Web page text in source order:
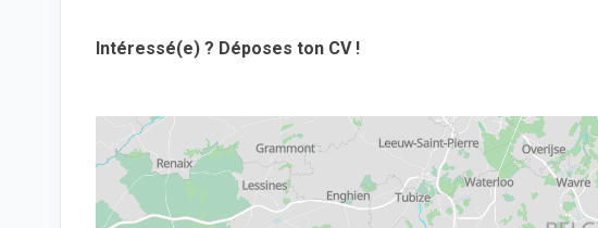
Intéressé(e) ? Déposes ton CV !